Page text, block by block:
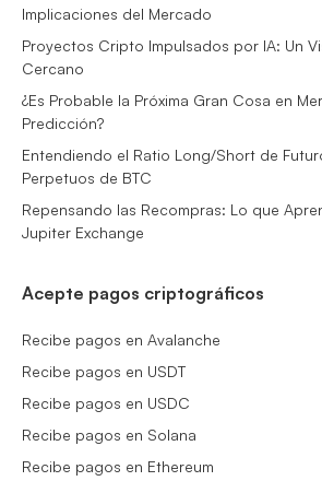
Implicaciones del Mercado
Proyectos Cripto Impulsados por IA: Un
Cercano
¿Es Probable la Próxima Gran Cosa en
Predicción?
Entendiendo el Ratio Long/Short de
Perpetuos de BTC
Repensando las Recompras: Lo que
Jupiter Exchange
Acepte pagos criptográficos
Recibe pagos en Avalanche
Recibe pagos en USDT
Recibe pagos en USDC
Recibe pagos en Solana
Recibe pagos en Ethereum